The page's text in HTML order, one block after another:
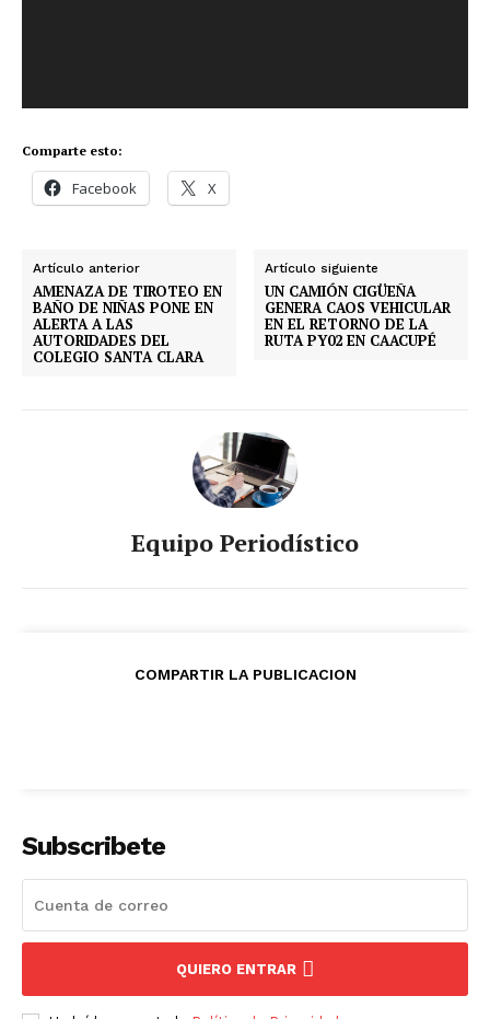
o
d
Comparte esto:
Facebook X
Artículo anterior
AMENAZA DE TIROTEO EN
BAÑO DE NIÑAS PONE EN
ALERTA A LAS
AUTORIDADES DEL
COLEGIO SANTA CLARA
Artículo siguiente
UN CAMIÓN CIGÜEÑA
GENERA CAOS VEHICULAR
EN EL RETORNO DE LA
RUTA PY02 EN CAACUPÉ
Equipo Periodístico
COMPARTIR LA PUBLICACION
Subscribete
QUIERO ENTRAR